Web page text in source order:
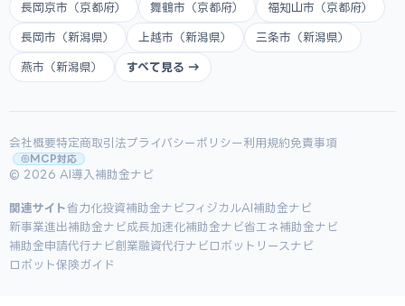
長岡京市（京都府） 舞鶴市（京都府） 福知山市（京都府）
長岡市（新潟県） 上越市（新潟県） 三条市（新潟県）
燕市（新潟県） すべて見る →
会社概要特定商取引法プライバシーポリシー 利用規約免責事項
MCP対応
© 2026 AI導入補助金ナビ
関連サイト省力化投資補助金ナビ フィジカルAI補助金ナビ
新事業進出補助金ナビ成長加速化補助金ナビ省エネ補助金ナビ
補助金申請代行ナビ創業融資代行ナビ ロボットリースナビ
ロボット保険ガイド